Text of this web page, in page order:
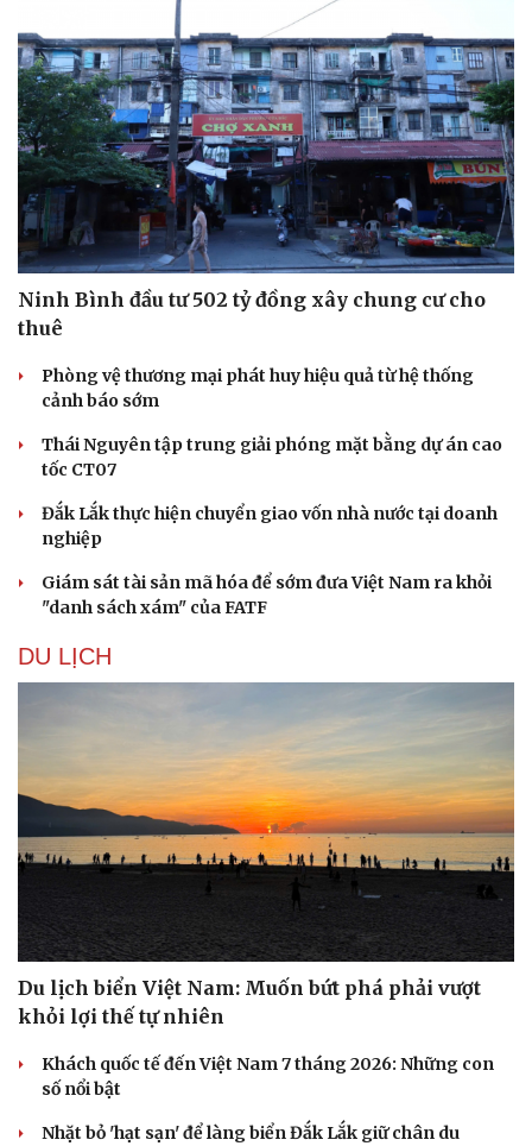
Sức khỏe
Dinh dưỡng - món ngon
Cây thuốc
Sản phụ khoa
Nhi khoa
Nam khoa
Làm đẹp - giảm cân
Phòng mạch online
Ăn sạch sống khỏe
Đời sống
Nhà đẹp
Blog
Tình yêu - Gia đình
Ninh Bình đầu tư 502 tỷ đồng xây chung cư cho
thuê
Phòng vệ thương mại phát huy hiệu quả từ hệ thống
cảnh báo sớm
Thái Nguyên tập trung giải phóng mặt bằng dự án cao
tốc CT07
Đắk Lắk thực hiện chuyển giao vốn nhà nước tại doanh
nghiệp
Giám sát tài sản mã hóa để sớm đưa Việt Nam ra khỏi
"danh sách xám" của FATF
DU LỊCH
Du lịch biển Việt Nam: Muốn bứt phá phải vượt
khỏi lợi thế tự nhiên
Khách quốc tế đến Việt Nam 7 tháng 2026: Những con
số nổi bật
Nhặt bỏ 'hạt sạn' để làng biển Đắk Lắk giữ chân du